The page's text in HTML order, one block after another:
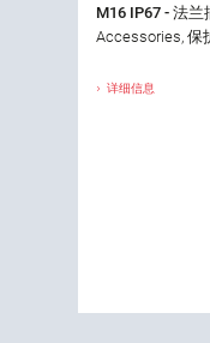
M16 IP67 - 法兰
Accessories, 保
详细信息